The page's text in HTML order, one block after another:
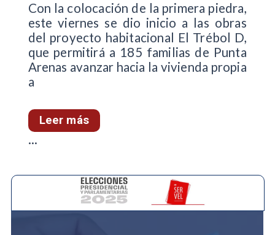
Con la colocación de la primera piedra,
este viernes se dio inicio a las obras
del proyecto habitacional El Trébol D,
que permitirá a 185 familias de Punta
Arenas avanzar hacia la vivienda propia
a
Leer más
...